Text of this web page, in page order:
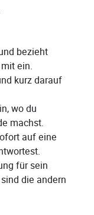
bezieht
ein.
kurz darauf
wo du
machst.
auf eine
für sein
die andern